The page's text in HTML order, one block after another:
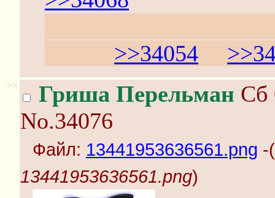
>>34054
>> Гриша Перельман Сб
No.34076
Файл: 13441953636561.png -(
13441953636561.png)